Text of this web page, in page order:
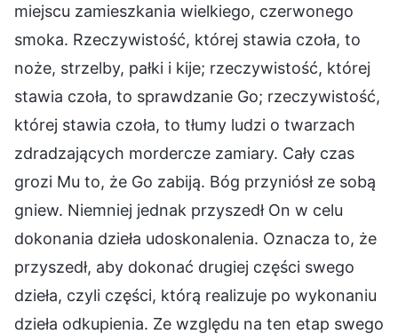
miejscu zamieszkania wielkiego, czerwonego
smoka. Rzeczywistość, której stawia czoła, to
noże, strzelby, pałki i kije; rzeczywistość, której
stawia czoła, to sprawdzanie Go; rzeczywistość,
której stawia czoła, to tłumy ludzi o twarzach
zdradzających mordercze zamiary. Cały czas
grozi Mu to, że Go zabiją. Bóg przyniósł ze sobą
gniew. Niemniej jednak przyszedł On w celu
dokonania dzieła udoskonalenia. Oznacza to, że
przyszedł, aby dokonać drugiej części swego
dzieła, czyli części, którą realizuje po wykonaniu
dzieła odkupienia. Ze względu na ten etap swego